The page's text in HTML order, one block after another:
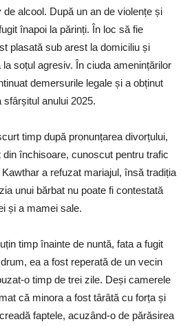
alcool. După un an de violențe și
înapoi la părinți. În loc să fie
plasată sub arest la domiciliu și
soțul agresiv. În ciuda amenințărilor
demersurile legale și a obținut
anului 2025.
timp după pronunțarea divorțului,
închisoare, cunoscut pentru trafic
a refuzat mariajul, însă tradiția
unui bărbat nu poate fi contestată
și a mamei sale.
timp înainte de nuntă, fata a fugit
ea a fost reperată de un vecin
o timp de trei zile. Deși camerele
că minora a fost târâtă cu forța și
faptele, acuzând-o de părăsirea